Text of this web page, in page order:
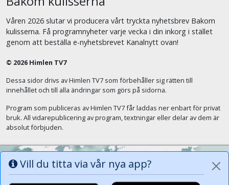
Våren 2026 slutar vi producera vårt tryckta nyhetsbrev Bakom
kulisserna. Få programnyheter varje vecka i din inkorg i stället
genom att beställa e-nyhetsbrevet Kanalnytt ovan!
Vill du titta via vår nya app?
© 2026 Himlen TV7
Dessa sidor drivs av Himlen TV7 som förbehåller sig rätten till
innehållet och till alla ändringar som görs på sidorna.
Program som publiceras av Himlen TV7 får laddas ner enbart för privat
bruk. All vidarepublicering av program, textningar eller delar av dem är
absolut förbjuden.
Alla tungor ska bekänna att Jesus Kristus